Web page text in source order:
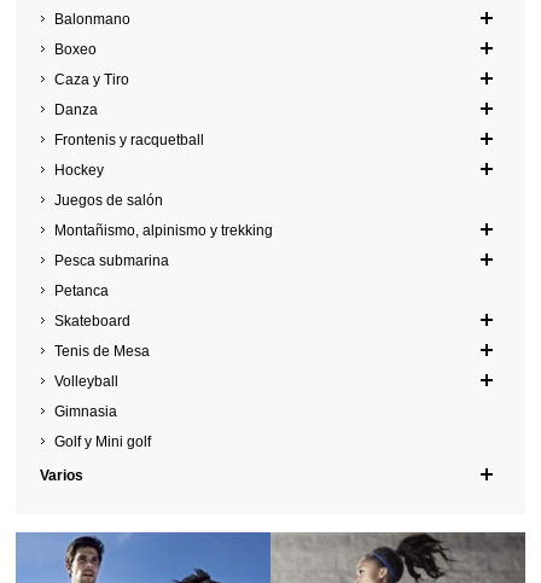
Balonmano
Boxeo
Caza y Tiro
Danza
Frontenis y racquetball
Hockey
Juegos de salón
Montañismo, alpinismo y trekking
Pesca submarina
Petanca
Skateboard
Tenis de Mesa
Volleyball
Gimnasia
Golf y Mini golf
Varios